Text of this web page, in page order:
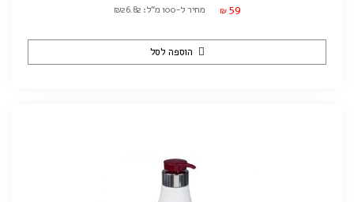
₪ 59 מחיר ל-100 מ"ל: ₪26.82
הוספה לסל